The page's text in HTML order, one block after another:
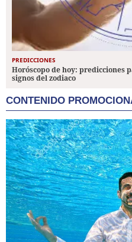
PREDICCIONES
Horóscopo de hoy: predicciones
signos del zodiaco
CONTENIDO